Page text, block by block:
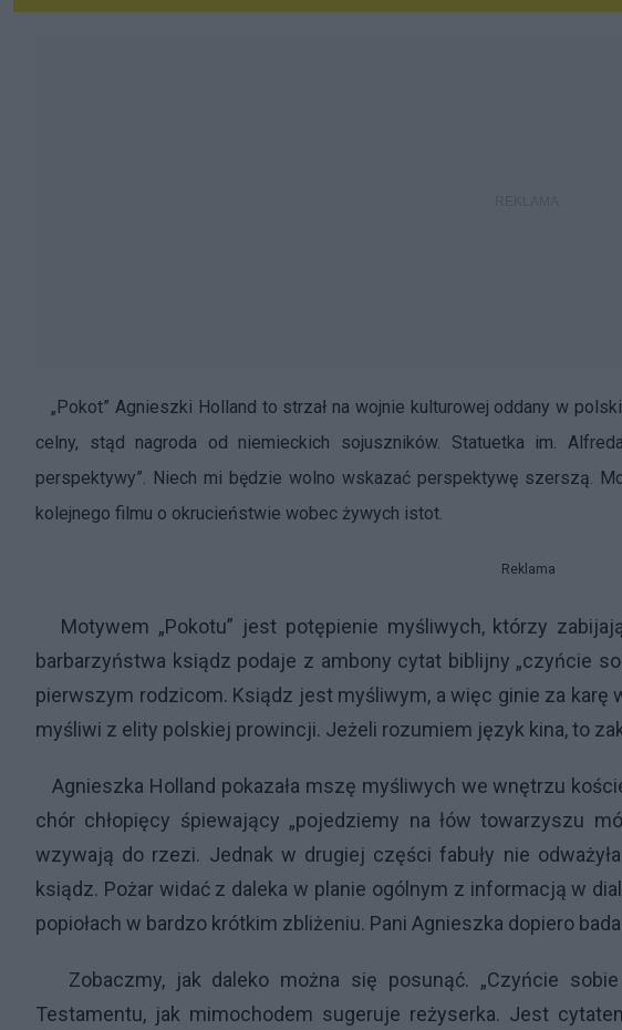
„Pokot” Agnieszki Holland to strzał na wojnie kulturowej oddany w
celny, stąd nagroda od niemieckich sojuszników. Statuetka im.
perspektywy”. Niech mi będzie wolno wskazać perspektywę szerszą.
kolejnego filmu o okrucieństwie wobec żywych istot.
Reklama
Motywem „Pokotu” jest potępienie myśliwych, którzy
barbarzyństwa ksiądz podaje z ambony cytat biblijny „czyńcie
pierwszym rodzicom. Ksiądz jest myśliwym, a więc ginie za karę
myśliwi z elity polskiej prowincji. Jeżeli rozumiem język kina, to
Agnieszka Holland pokazała mszę myśliwych we wnętrzu
chór chłopięcy śpiewający „pojedziemy na łów towarzyszu
wzywają do rzezi. Jednak w drugiej części fabuły nie
ksiądz. Pożar widać z daleka w planie ogólnym z informacją w
popiołach w bardzo krótkim zbliżeniu. Pani Agnieszka dopiero
Zobaczmy, jak daleko można się posunąć. „Czyńcie
Testamentu, jak mimochodem sugeruje reżyserka. Jest